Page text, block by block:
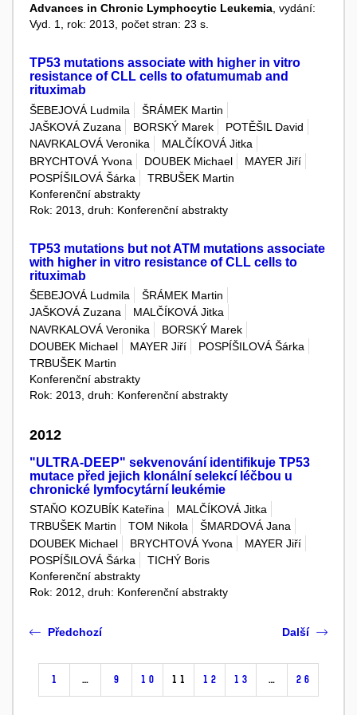
Advances in Chronic Lymphocytic Leukemia, vydání:
Vyd. 1, rok: 2013, počet stran: 23 s.
TP53 mutations associate with higher in vitro
resistance of CLL cells to ofatumumab and
rituximab
ŠEBEJOVÁ Ludmila
ŠRÁMEK Martin
JAŠKOVÁ Zuzana
BORSKÝ Marek
POTĚŠIL David
NAVRKALOVÁ Veronika
MALČÍKOVÁ Jitka
BRYCHTOVÁ Yvona
DOUBEK Michael
MAYER Jiří
POSPÍŠILOVÁ Šárka
TRBUŠEK Martin
Konferenční abstrakty
Rok: 2013, druh: Konferenční abstrakty
TP53 mutations but not ATM mutations associate
with higher in vitro resistance of CLL cells to
rituximab
ŠEBEJOVÁ Ludmila
ŠRÁMEK Martin
JAŠKOVÁ Zuzana
MALČÍKOVÁ Jitka
NAVRKALOVÁ Veronika
BORSKÝ Marek
DOUBEK Michael
MAYER Jiří
POSPÍŠILOVÁ Šárka
TRBUŠEK Martin
Konferenční abstrakty
Rok: 2013, druh: Konferenční abstrakty
2012
"ULTRA-DEEP" sekvenování identifikuje TP53
mutace před jejich klonální selekcí léčbou u
chronické lymfocytární leukémie
STAŇO KOZUBÍK Kateřina
MALČÍKOVÁ Jitka
TRBUŠEK Martin
TOM Nikola
ŠMARDOVÁ Jana
DOUBEK Michael
BRYCHTOVÁ Yvona
MAYER Jiří
POSPÍŠILOVÁ Šárka
TICHÝ Boris
Konferenční abstrakty
Rok: 2012, druh: Konferenční abstrakty
Předchozí
1 … 9 10 11 12 13 … 26
Další